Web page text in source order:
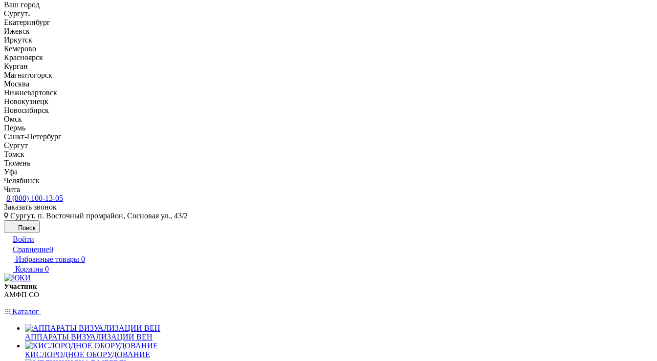
Ваш город
Сургут
Екатеринбург
Ижевск
Иркутск
Кемерово
Красноярск
Курган
Магнитогорск
Москва
Нижневартовск
Новокузнецк
Новосибирск
Омск
Пермь
Санкт-Петербург
Сургут
Томск
Тюмень
Уфа
Челябинск
Чита
8 (800) 100-13-05
Заказать звонок
Сургут, п. Восточный промрайон, Сосновая ул., 43/2
Поиск
Войти
Сравнение0
Избранные товары 0
Корзина 0
Участник
АМФП СО
Каталог
АППАРАТЫ ВИЗУАЛИЗАЦИИ ВЕН
КИСЛОРОДНОЕ ОБОРУДОВАНИЕ